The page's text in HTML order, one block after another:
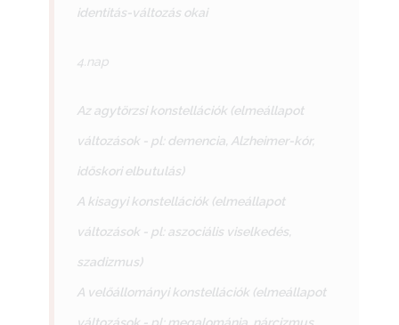
identitás-változás okai
4.nap
Az agytörzsi konstellációk (elmeállapot
változások - pl: demencia, Alzheimer-kór,
időskori elbutulás)
A kisagyi konstellációk (elmeállapot
változások - pl: aszociális viselkedés,
szadizmus)
A velőállományi konstellációk (elmeállapot
változások - pl: megalománia, nárcizmus,